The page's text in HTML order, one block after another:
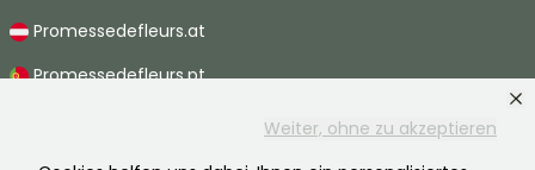
Weiter, ohne zu akzeptieren
Promessedefleurs.at
Promessedefleurs.pt
Promessedefleurs.be